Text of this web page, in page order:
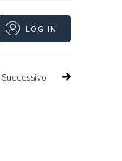
LOG IN
Successivo